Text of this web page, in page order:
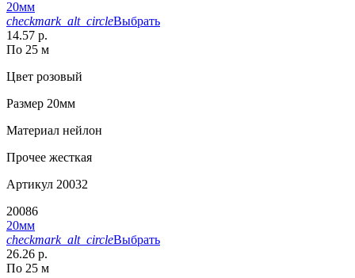
20мм
checkmark_alt_circleВыбрать
14.57 р.
По 25 м
Цвет розовый
Размер 20мм
Материал нейлон
Прочее жесткая
Артикул 20032
20086
20мм
checkmark_alt_circleВыбрать
26.26 р.
По 25 м